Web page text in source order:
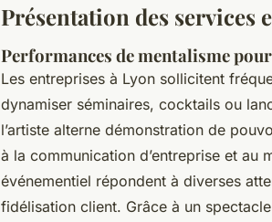
Présentation des services
Performances de mentalisme
Les entreprises à Lyon sollicitent
dynamiser séminaires, cocktails ou
l’artiste alterne démonstration de
à la communication d’entreprise et au
événementiel répondent à diverses
fidélisation client. Grâce à un